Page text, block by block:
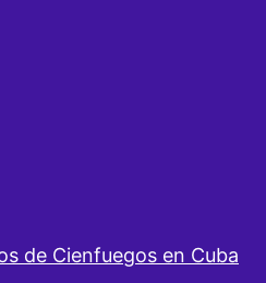
de Cienfuegos en Cuba